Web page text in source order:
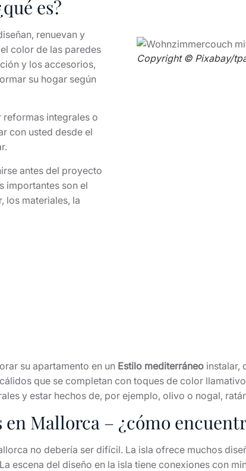
es?
renuevan y
color de las paredes
y los accesorios,
su hogar según
reformas integrales o
con usted desde el
antes del proyecto
importantes son el
los materiales, la
Copyright © Pixabay/
su apartamento en un Estilo mediterráneo instalar,
que se completan con toques de color
y estar hechos de, por ejemplo, olivo o nogal,
Mallorca – ¿cómo
no debería ser difícil. La isla ofrece muchos
escena del diseño en la isla tiene conexiones con